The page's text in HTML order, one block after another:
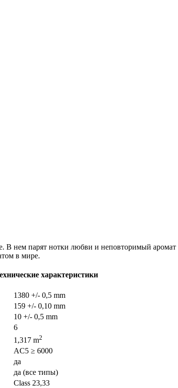
В нем парят нотки любви и неповторимый
в мире.
характеристики
1380 +/- 0,5 mm
159 +/- 0,10 mm
10 +/- 0,5 mm
6
1,317 m2
AC5 ≥ 6000
да
да (все типы)
Class 23,33